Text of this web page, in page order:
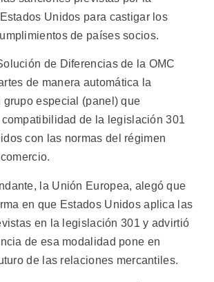
Unidos para castigar los
de países socios.
de Diferencias de la OMC
de manera automática la
grupo especial (panel) que
de la legislación 301
con las normas del régimen
la Unión Europea, alegó que
en que Estados Unidos aplica las
en la legislación 301 y advirtió
de esa modalidad pone en
de las relaciones mercantiles.